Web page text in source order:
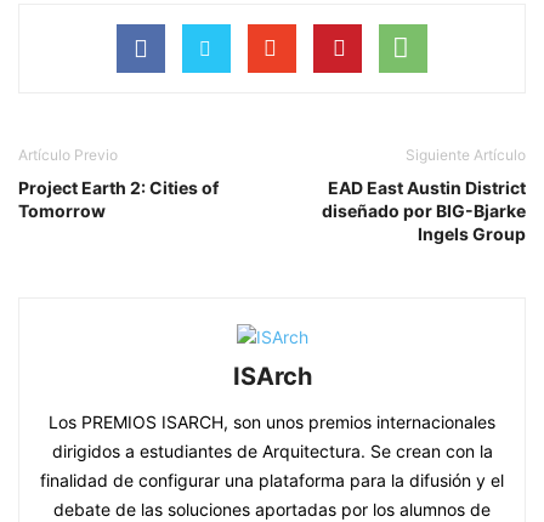
Artículo Previo
Project Earth 2: Cities of
Tomorrow
Siguiente Artículo
EAD East Austin District
diseñado por BIG-Bjarke
Ingels Group
ISArch
Los PREMIOS ISARCH, son unos premios internacionales
dirigidos a estudiantes de Arquitectura. Se crean con la
finalidad de configurar una plataforma para la difusión y el
debate de las soluciones aportadas por los alumnos de